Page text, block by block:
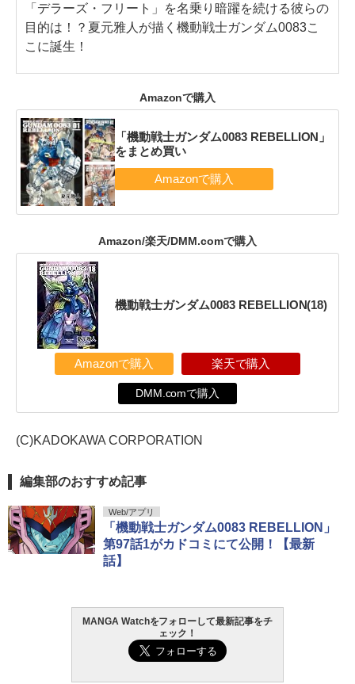
「デラーズ・フリート」を名乗り暗躍を続ける彼らの
目的は！？夏元雅人が描く機動戦士ガンダム0083こ
こに誕生！
Amazonで購入
「機動戦士ガンダム0083 REBELLION」
をまとめ買い
Amazon/楽天/DMM.comで購入
機動戦士ガンダム0083 REBELLION(18)
Amazonで購入 楽天で購入
DMM.comで購入
(C)KADOKAWA CORPORATION
編集部のおすすめ記事
Web/アプリ
「機動戦士ガンダム0083 REBELLION」
第97話1がカドコミにて公開！【最新
話】
MANGA Watchをフォローして最新記事をチ
ェック！